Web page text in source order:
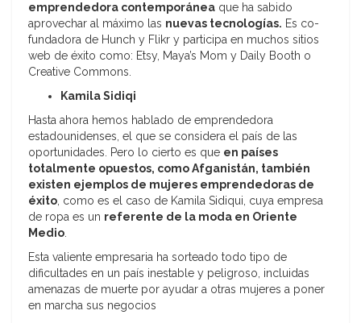
emprendedora contemporánea que ha sabido
aprovechar al máximo las nuevas tecnologías. Es co-
fundadora de Hunch y Flikr y participa en muchos sitios
web de éxito como: Etsy, Maya’s Mom y Daily Booth o
Creative Commons.
Kamila Sidiqi
Hasta ahora hemos hablado de emprendedora
estadounidenses, el que se considera el país de las
oportunidades. Pero lo cierto es que en países
totalmente opuestos, como Afganistán, también
existen ejemplos de mujeres emprendedoras de
éxito, como es el caso de Kamila Sidiqui, cuya empresa
de ropa es un referente de la moda en Oriente
Medio.
Esta valiente empresaria ha sorteado todo tipo de
dificultades en un país inestable y peligroso, incluidas
amenazas de muerte por ayudar a otras mujeres a poner
en marcha sus negocios